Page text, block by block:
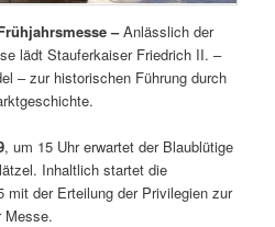
–Anlässlich der
lädt Stauferkaiser Friedrich II. –
– zur historischen Führung durch
, um 15 Uhr erwartet der Blaublütige
Inhaltlich startet die
mit der Erteilung der Privilegien zur
Messe.